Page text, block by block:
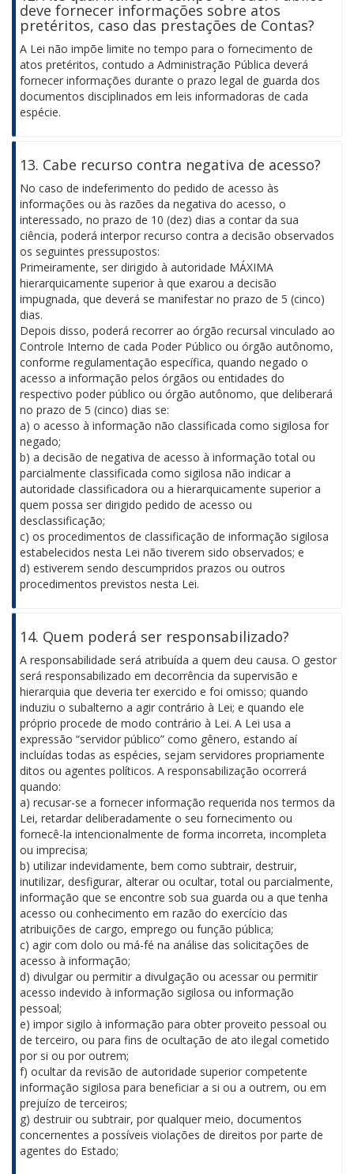
deve fornecer informações sobre atos
pretéritos, caso das prestações de Contas?
A Lei não impõe limite no tempo para o fornecimento de
atos pretéritos, contudo a Administração Pública deverá
fornecer informações durante o prazo legal de guarda dos
documentos disciplinados em leis informadoras de cada
espécie.
13. Cabe recurso contra negativa de acesso?
No caso de indeferimento do pedido de acesso às
informações ou às razões da negativa do acesso, o
interessado, no prazo de 10 (dez) dias a contar da sua
ciência, poderá interpor recurso contra a decisão observados
os seguintes pressupostos:
Primeiramente, ser dirigido à autoridade MÁXIMA
hierarquicamente superior à que exarou a decisão
impugnada, que deverá se manifestar no prazo de 5 (cinco)
dias.
Depois disso, poderá recorrer ao órgão recursal vinculado ao
Controle Interno de cada Poder Público ou órgão autônomo,
conforme regulamentação específica, quando negado o
acesso a informação pelos órgãos ou entidades do
respectivo poder público ou órgão autônomo, que deliberará
no prazo de 5 (cinco) dias se:
a) o acesso à informação não classificada como sigilosa for
negado;
b) a decisão de negativa de acesso à informação total ou
parcialmente classificada como sigilosa não indicar a
autoridade classificadora ou a hierarquicamente superior a
quem possa ser dirigido pedido de acesso ou
desclassificação;
c) os procedimentos de classificação de informação sigilosa
estabelecidos nesta Lei não tiverem sido observados; e
d) estiverem sendo descumpridos prazos ou outros
procedimentos previstos nesta Lei.
14. Quem poderá ser responsabilizado?
A responsabilidade será atribuída a quem deu causa. O gestor
será responsabilizado em decorrência da supervisão e
hierarquia que deveria ter exercido e foi omisso; quando
induziu o subalterno a agir contrário à Lei; e quando ele
próprio procede de modo contrário à Lei. A Lei usa a
expressão “servidor público” como gênero, estando aí
incluídas todas as espécies, sejam servidores propriamente
ditos ou agentes políticos. A responsabilização ocorrerá
quando:
a) recusar-se a fornecer informação requerida nos termos da
Lei, retardar deliberadamente o seu fornecimento ou
fornecê-la intencionalmente de forma incorreta, incompleta
ou imprecisa;
b) utilizar indevidamente, bem como subtrair, destruir,
inutilizar, desfigurar, alterar ou ocultar, total ou parcialmente,
informação que se encontre sob sua guarda ou a que tenha
acesso ou conhecimento em razão do exercício das
atribuições de cargo, emprego ou função pública;
c) agir com dolo ou má-fé na análise das solicitações de
acesso à informação;
d) divulgar ou permitir a divulgação ou acessar ou permitir
acesso indevido à informação sigilosa ou informação
pessoal;
e) impor sigilo à informação para obter proveito pessoal ou
de terceiro, ou para fins de ocultação de ato ilegal cometido
por si ou por outrem;
f) ocultar da revisão de autoridade superior competente
informação sigilosa para beneficiar a si ou a outrem, ou em
prejuízo de terceiros;
g) destruir ou subtrair, por qualquer meio, documentos
concernentes a possíveis violações de direitos por parte de
agentes do Estado;